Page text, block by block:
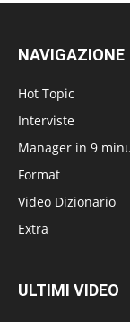
NAVIGAZIONE
Hot Topic
Interviste
Manager in 9
Format
Video Dizionario
Extra
ULTIMI VIDEO